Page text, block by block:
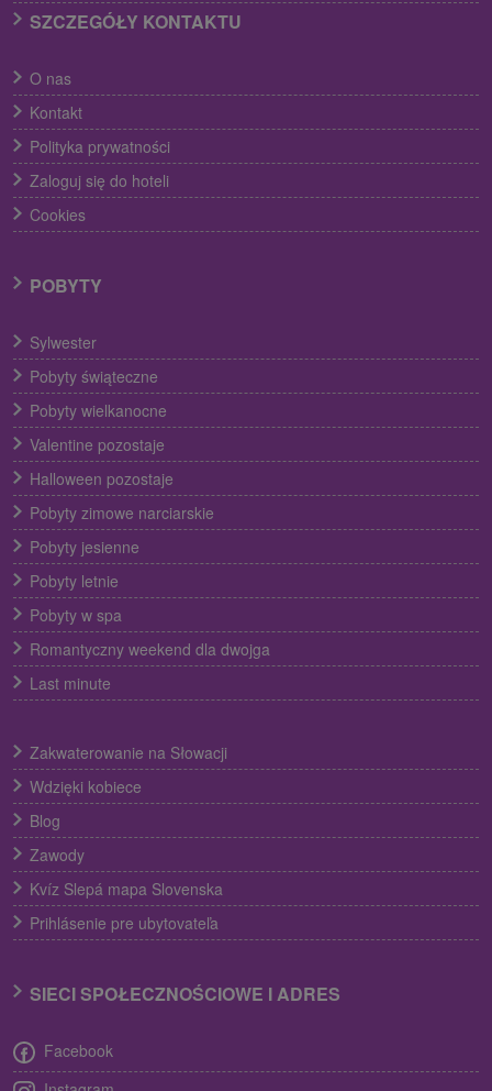
SZCZEGÓŁY KONTAKTU
O nas
Kontakt
Polityka prywatności
Zaloguj się do hoteli
Cookies
POBYTY
Sylwester
Pobyty świąteczne
Pobyty wielkanocne
Valentine pozostaje
Halloween pozostaje
Pobyty zimowe narciarskie
Pobyty jesienne
Pobyty letnie
Pobyty w spa
Romantyczny weekend dla dwojga
Last minute
Zakwaterowanie na Słowacji
Wdzięki kobiece
Blog
Zawody
Kvíz Slepá mapa Slovenska
Prihlásenie pre ubytovateľa
SIECI SPOŁECZNOŚCIOWE I ADRES
Facebook